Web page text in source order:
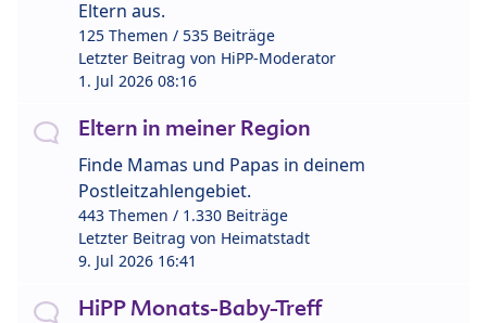
Eltern aus.
125 Themen / 535 Beiträge
Letzter Beitrag von HiPP-Moderator
1. Jul 2026 08:16
Eltern in meiner Region
Finde Mamas und Papas in deinem
Postleitzahlengebiet.
443 Themen / 1.330 Beiträge
Letzter Beitrag von Heimatstadt
9. Jul 2026 16:41
HiPP Monats-Baby-Treff